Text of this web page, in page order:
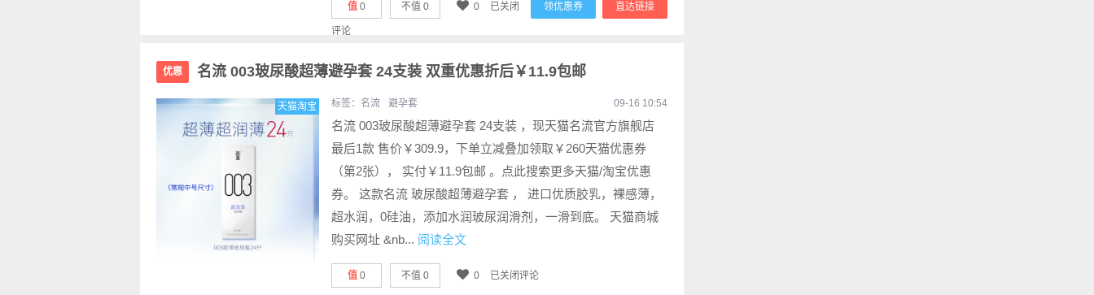
直达链接
领优惠券
值 0 不值 0 0 已关闭
评论
优惠 名流 003玻尿酸超薄避孕套 24支装 双重优惠折后￥11.9包邮
天猫淘宝 标签： 名流 避孕套 09-16 10:54
名流 003玻尿酸超薄避孕套 24支装 ，现天猫名流官方旗舰店
最后1款 售价￥309.9，下单立减叠加领取￥260天猫优惠券
（第2张）， 实付￥11.9包邮 。点此搜索更多天猫/淘宝优惠
券。 这款名流 玻尿酸超薄避孕套 ， 进口优质胶乳，裸感薄，
超水润，0硅油，添加水润玻尿润滑剂，一滑到底。 天猫商城
购买网址 &nb... 阅读全文
值 0 不值 0 0 已关闭评论